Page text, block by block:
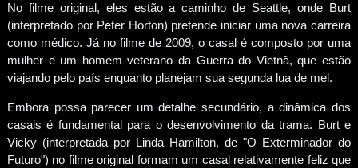
No filme original, eles estão a caminho de Seattle, onde Burt
(interpretado por Peter Horton) pretende iniciar uma nova carreira
como médico. Já no filme de 2009, o casal é composto por uma
mulher e um homem veterano da Guerra do Vietnã, que estão
viajando pelo país enquanto planejam sua segunda lua de mel.
Embora possa parecer um detalhe secundário, a dinâmica dos
casais é fundamental para o desenvolvimento da trama. Burt e
Vicky (interpretada por Linda Hamilton, de "O Exterminador do
Futuro") no filme original formam um casal relativamente feliz que